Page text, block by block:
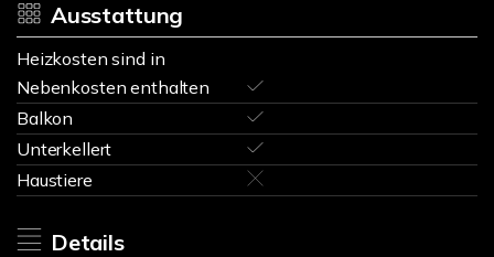
Ausstattung
Heizkosten sind in
Nebenkosten enthalten
Balkon
Unterkellert
Haustiere
Details